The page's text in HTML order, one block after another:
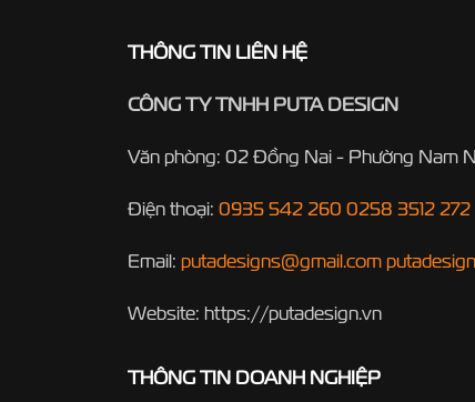
THÔNG TIN LIÊN HỆ
CÔNG TY TNHH PUTA DESIGN
Văn phòng: 02 Đồng Nai - Phường Nam
Điện thoại: 0935 542 260 0258 3512 272
Email: putadesigns@gmail.com
Website: https://putadesign.vn
THÔNG TIN DOANH NGHIỆP